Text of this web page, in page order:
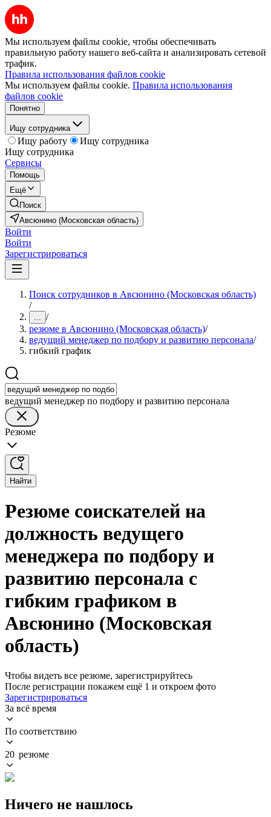
Мы используем файлы cookie, чтобы обеспечивать
правильную работу нашего веб-сайта и анализировать сетевой
трафик.
Правила использования файлов cookie
Мы используем файлы cookie. Правила использования
файлов cookie
Понятно
Ищу сотрудника
Ищу работу
Ищу сотрудника
Ищу сотрудника
Сервисы
Помощь
Ещё
Поиск
Авсюнино (Московская область)
Войти
Войти
Зарегистрироваться
Поиск сотрудников в Авсюнино (Московская область)
/
... /
резюме в Авсюнино (Московская область)/
ведущий менеджер по подбору и развитию персонала/
гибкий график
ведущий менеджер по подбору и развитию персонала
Резюме
Найти
Резюме соискателей на
должность ведущего
менеджера по подбору и
развитию персонала с
гибким графиком в
Авсюнино (Московская
область)
Чтобы видеть все резюме, зарегистрируйтесь
После регистрации покажем ещё 1 и откроем фото
Зарегистрироваться
За всё время
По соответствию
20 резюме
Ничего не нашлось